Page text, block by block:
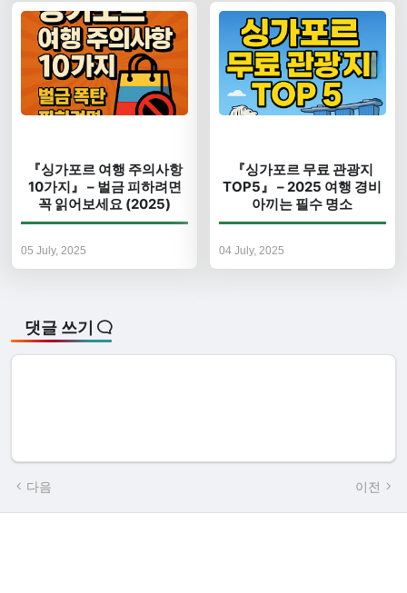
『싱가포르 여행 주의사항
10가지』 – 벌금 피하려면
꼭 읽어보세요 (2025)
05 July, 2025
『싱가포르 무료 관광지
TOP5』 – 2025 여행 경비
아끼는 필수 명소
04 July, 2025
댓글 쓰기
다음 이전